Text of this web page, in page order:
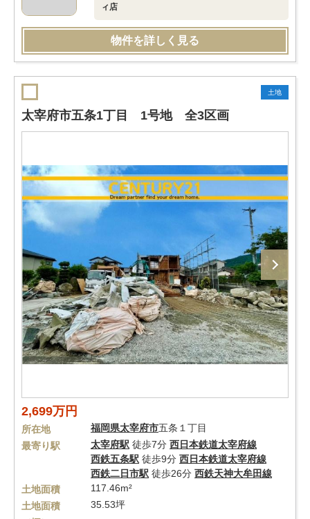
ィ店
物件を詳しく見る
土地
太宰府市五条1丁目 1号地 全3区画
2,699万円
所在地 福岡県太宰府市五条１丁目
最寄り駅
太宰府駅 徒歩7分 西日本鉄道太宰府線
西鉄五条駅 徒歩9分 西日本鉄道太宰府線
西鉄二日市駅 徒歩26分 西鉄天神大牟田線
土地面積
117.46m²
土地面積
35.53坪